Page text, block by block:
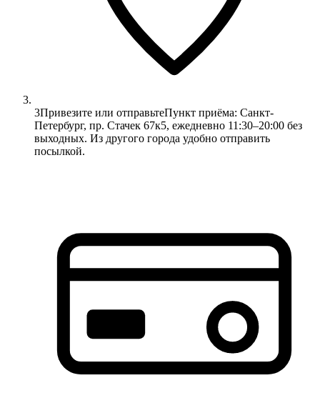
3Привезите или отправьтеПункт приёма: Санкт-
Петербург, пр. Стачек 67к5, ежедневно 11:30–20:00 без
выходных. Из другого города удобно отправить
посылкой.